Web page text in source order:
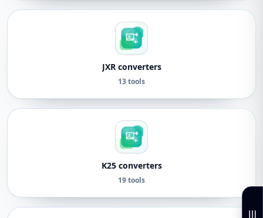
JXR converters
13 tools
K25 converters
19 tools